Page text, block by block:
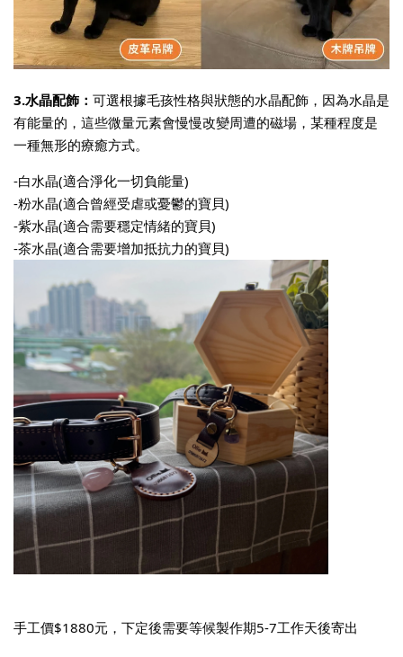
3.水晶配飾： 可選根據毛孩性格與狀態的水晶配飾，因為水晶是
有能量的，這些微量元素會慢慢改變周遭的磁場，某種程度是
一種無形的療癒方式。
-白水晶(適合淨化一切負能量)
-粉水晶(適合曾經受虐或憂鬱的寶貝)
-紫水晶(適合需要穩定情緒的寶貝)
-茶水晶(適合需要增加抵抗力的寶貝)
手工價$1880元，下定後需要等候製作期5-7工作天後寄出